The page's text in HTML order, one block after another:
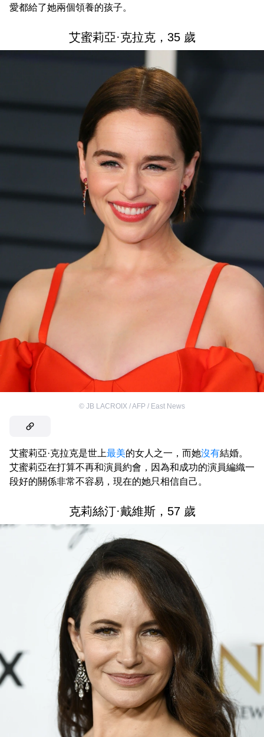
愛都給了她兩個領養的孩子。
艾蜜莉亞·克拉克，35 歲
© JB LACROIX / AFP / East News
艾蜜莉亞·克拉克是世上最美的女人之一，而她沒有結婚。
艾蜜莉亞在打算不再和演員約會，因為和成功的演員編織一
段好的關係非常不容易，現在的她只相信自己。
克莉絲汀·戴維斯，57 歲